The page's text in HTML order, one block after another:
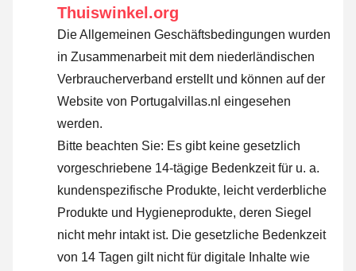
Thuiswinkel.org
Die Allgemeinen Geschäftsbedingungen wurden
in Zusammenarbeit mit dem niederländischen
Verbraucherverband erstellt und können auf der
Website von Portugalvillas.nl eingesehen
werden.
Bitte beachten Sie: Es gibt keine gesetzlich
vorgeschriebene 14-tägige Bedenkzeit für u. a.
kundenspezifische Produkte, leicht verderbliche
Produkte und Hygieneprodukte, deren Siegel
nicht mehr intakt ist. Die gesetzliche Bedenkzeit
von 14 Tagen gilt nicht für digitale Inhalte wie